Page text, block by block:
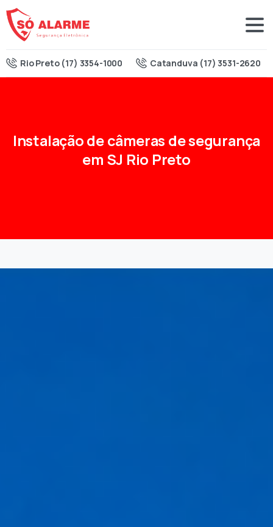
Rio Preto (17) 3354-1000 Catanduva (17) 3531-2620
Instalaçãodecâmeras desegurança
em SJ Rio Preto